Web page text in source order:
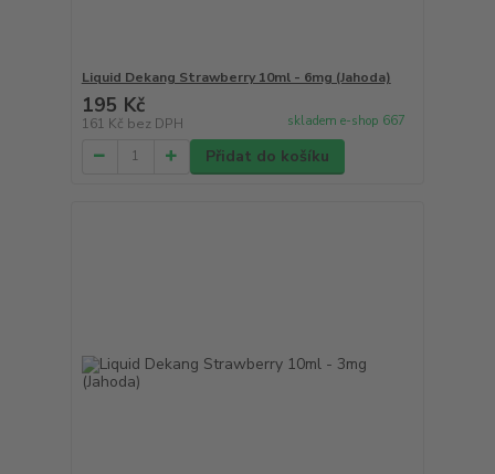
Liquid Dekang Strawberry 10ml - 6mg (Jahoda)
195 Kč
161 Kč bez DPH skladem e-shop 667
Přidat do košíku